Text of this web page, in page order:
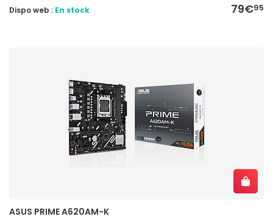
79€95
Dispo web : En stock
ASUS PRIME A620AM-K